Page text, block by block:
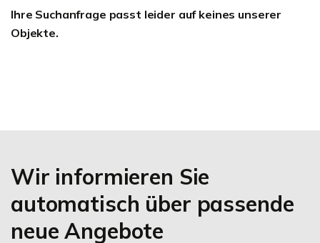
Ihre Suchanfrage passt leider auf keines unserer
Objekte.
Wir informieren Sie
automatisch über passende
neue Angebote